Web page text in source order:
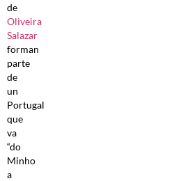
de
Oliveira
Salazar
forman
parte
de
un
Portugal
que
va
“do
Minho
a